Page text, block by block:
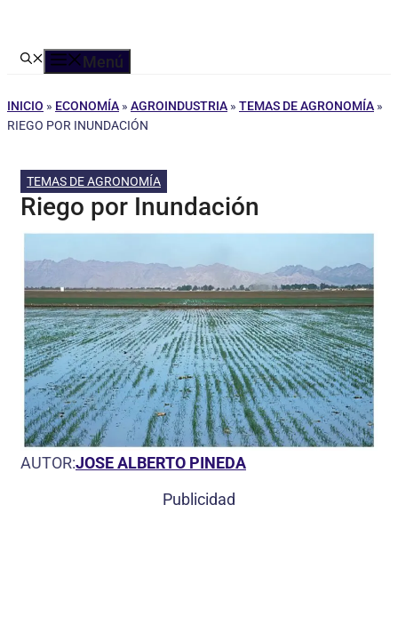
Menú
INICIO » ECONOMÍA » AGROINDUSTRIA » TEMAS DE AGRONOMÍA »
RIEGO POR INUNDACIÓN
TEMAS DE AGRONOMÍA
Riego por Inundación
AUTOR:JOSE ALBERTO PINEDA
Publicidad